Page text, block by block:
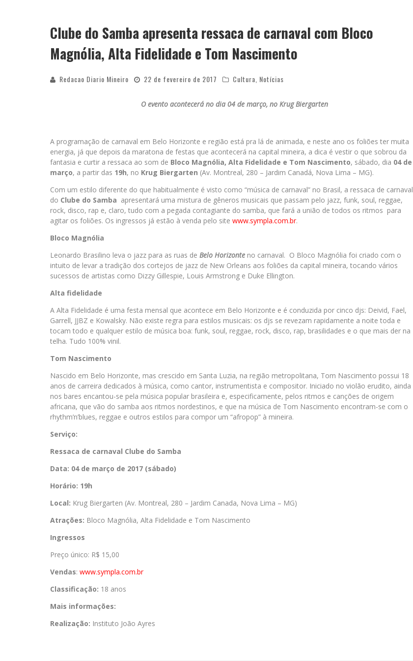
P
ROIBIDA ANUNCIA RETORNO DA PURO MALTE EXTRA E CONSOLIDA TRAJETÓRIA DE DEMOCRATIZAÇÃO CERVEJEIRA NO BRASIL
Clube do Samba apresenta ressaca de carnaval com Bloco
Magnólia, Alta Fidelidade e Tom Nascimento
Redacao Diario Mineiro 22 de fevereiro de 2017 Cultura Notícias
O evento acontecerá no dia 04 de março, no Krug Biergarten
A programação de carnaval em Belo Horizonte e região está pra lá de animada, e neste ano os foliões ter muita
energia, já que depois da maratona de festas que acontecerá na capital mineira, a dica é vestir o que sobrou da
fantasia e curtir a ressaca ao som de Bloco Magnólia, Alta Fidelidade e Tom Nascimento, sábado, dia 04 de
março, a partir das 19h, no Krug Biergarten (Av. Montreal, 280 – Jardim Canadá, Nova Lima – MG).
Com um estilo diferente do que habitualmente é visto como “música de carnaval” no Brasil, a ressaca de carnaval
do Clube do Samba apresentará uma mistura de gêneros musicais que passam pelo jazz, funk, soul, reggae,
rock, disco, rap e, claro, tudo com a pegada contagiante do samba, que fará a união de todos os ritmos para
agitar os foliões. Os ingressos já estão à venda pelo site www.sympla.com.br.
Bloco Magnólia
Leonardo Brasilino leva o jazz para as ruas de Belo Horizonte no carnaval. O Bloco Magnólia foi criado com o
intuito de levar a tradição dos cortejos de jazz de New Orleans aos foliões da capital mineira, tocando vários
sucessos de artistas como Dizzy Gillespie, Louis Armstrong e Duke Ellington.
Alta fidelidade
A Alta Fidelidade é uma festa mensal que acontece em Belo Horizonte e é conduzida por cinco djs: Deivid, Fael,
Garrell, JJBZ e Kowalsky. Não existe regra para estilos musicais: os djs se revezam rapidamente a noite toda e
tocam todo e qualquer estilo de música boa: funk, soul, reggae, rock, disco, rap, brasilidades e o que mais der na
telha. Tudo 100% vinil.
Tom Nascimento
Nascido em Belo Horizonte, mas crescido em Santa Luzia, na região metropolitana, Tom Nascimento possui 18
anos de carreira dedicados à música, como cantor, instrumentista e compositor. Iniciado no violão erudito, ainda
nos bares encantou-se pela música popular brasileira e, especificamente, pelos ritmos e canções de origem
africana, que vão do samba aos ritmos nordestinos, e que na música de Tom Nascimento encontram-se com o
rhythm’n’blues, reggae e outros estilos para compor um “afropop” à mineira.
Serviço:
Ressaca de carnaval Clube do Samba
Data: 04 de março de 2017 (sábado)
Horário: 19h
Local: Krug Biergarten (Av. Montreal, 280 – Jardim Canada, Nova Lima – MG)
Atrações: Bloco Magnólia, Alta Fidelidade e Tom Nascimento
Ingressos
Preço único: R$ 15,00
Vendas: www.sympla.com.br
Classificação: 18 anos
Mais informações:
Realização: Instituto João Ayres